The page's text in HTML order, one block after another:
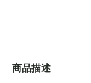
商品描述